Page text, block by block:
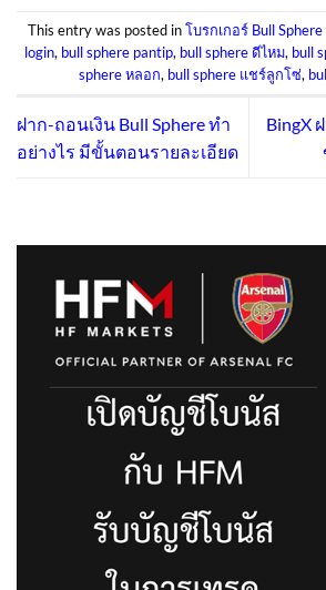
This entry was posted inโบรกเกอร์ Bull Sphere
login, bull sphere pantip, bull sphere ดีไหม, bull
sphere หลอก, bull sphere แชร์ลูกโซ่,
ฝาก-ถอนเงิน Bull Sphere ทำ
อย่างไร มีขั้นตอนรายละเอียด
BingX